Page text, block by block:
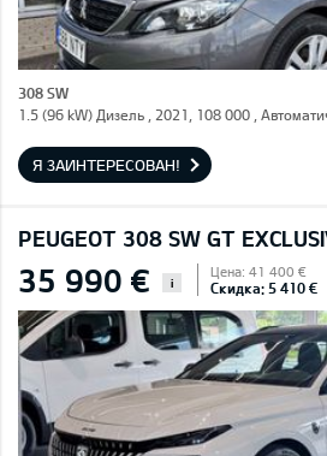
308 SW
1.5 (96 kW) Дизель , 2021, 108 000 ,
Я ЗАИНТЕРЕСОВАН!
PEUGEOT 308 SW GT
35 990 € i
Цена: 41 400 €
Скидка: 5 410 €